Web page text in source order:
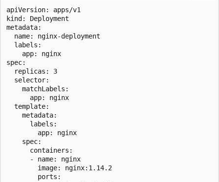
apiVersion: apps/v1
kind: Deployment
metadata:
  name: nginx-deployment
  labels:
    app: nginx
spec:
  replicas: 3
  selector:
    matchLabels:
      app: nginx
  template:
    metadata:
      labels:
        app: nginx
    spec:
      containers:
      - name: nginx
        image: nginx:1.14.2
        ports: